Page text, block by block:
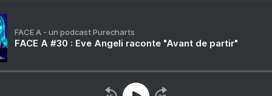
FACE A - un podcast Purecharts
FACE A #30 : Eve Angeli raconte "Avant de partir"